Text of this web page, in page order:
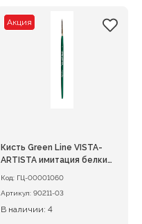
280,00 ₽.
Акция
Кисть Green Line VISTA-
ARTISTA имитация белки
круглая №03
Код: ГЦ-00001060
Артикул: 90211-03
В наличии: 4